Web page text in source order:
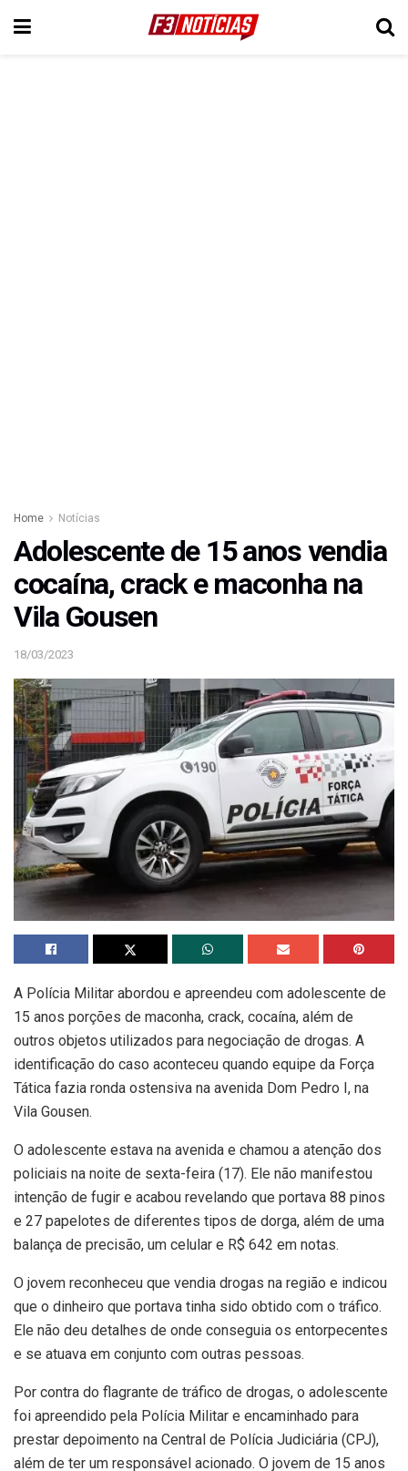
Home Notícias
Adolescente de 15 anos vendia
cocaína, crack e maconha na
Vila Gousen
18/03/2023
A Polícia Militar abordou e apreendeu com adolescente de
15 anos porções de maconha, crack, cocaína, além de
outros objetos utilizados para negociação de drogas. A
identificação do caso aconteceu quando equipe da Força
Tática fazia ronda ostensiva na avenida Dom Pedro I, na
Vila Gousen.
O adolescente estava na avenida e chamou a atenção dos
policiais na noite de sexta-feira (17). Ele não manifestou
intenção de fugir e acabou revelando que portava 88 pinos
e 27 papelotes de diferentes tipos de dorga, além de uma
balança de precisão, um celular e R$ 642 em notas.
O jovem reconheceu que vendia drogas na região e indicou
que o dinheiro que portava tinha sido obtido com o tráfico.
Ele não deu detalhes de onde conseguia os entorpecentes
e se atuava em conjunto com outras pessoas.
Por contra do flagrante de tráfico de drogas, o adolescente
foi apreendido pela Polícia Militar e encaminhado para
prestar depoimento na Central de Polícia Judiciária (CPJ),
além de ter um responsável acionado. O jovem de 15 anos